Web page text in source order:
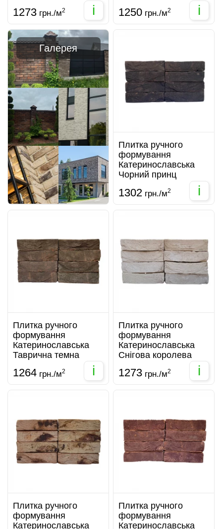
1273 грн./м2 i 1250 грн./м2 i
Галерея
Плитка ручного
формування
Катеринославська
Чорний принц
1302 грн./м2 i
Плитка ручного
формування
Катеринославська
Таврична темна
1264 грн./м2 i
Плитка ручного
формування
Катеринославська
Снігова королева
1273 грн./м2 i
Плитка ручного
формування
Катеринославська
Плитка ручного
формування
Катеринославська